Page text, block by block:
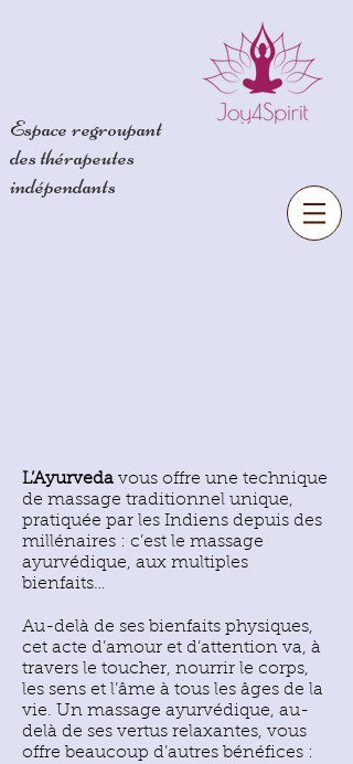
Espace regroupant
des thérapeutes
indépendants
L’Ayurveda vous offre une technique
de massage traditionnel unique,
pratiquée par les Indiens depuis des
millénaires : c’est le massage
ayurvédique, aux multiples
bienfaits…
Au-delà de ses bienfaits physiques,
cet acte d’amour et d’attention va, à
travers le toucher, nourrir le corps,
les sens et l’âme à tous les âges de la
vie. Un massage ayurvédique, au-
delà de ses vertus relaxantes, vous
offre beaucoup d’autres bénéfices :